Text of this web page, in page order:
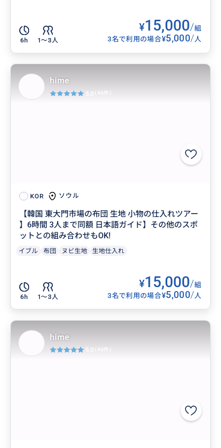
6h 1〜3人
¥15,000/組
3名で利用の場合¥5,000/人
KOR ソウル
【韓国 東大門市場の布団 生地 小物の仕入れツアー
】6時間 3人まで同額 日本語ガイド】その他のスポ
ットとの組み合わせもOK!
イブル 布団 ヌビ生地 生地仕入れ
6h 1〜3人
¥15,000/組
3名で利用の場合¥5,000/人
hime
5.0 (46件)
hime
5.0 (46件)